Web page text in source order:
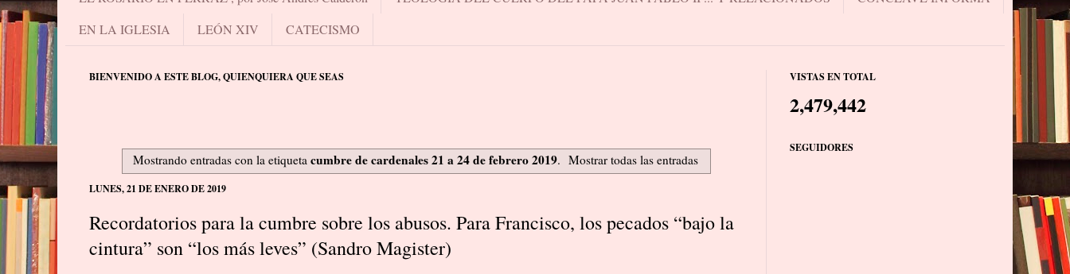
EN LA IGLESIA
LEÓN XIV CATECISMO
BIENVENIDO A ESTE BLOG, QUIENQUIERA QUE SEAS
Mostrando entradas con la etiqueta cumbre de cardenales 21 a 24 de febrero 2019. Mostrar todas las entradas
LUNES, 21 DE ENERO DE 2019
Recordatorios para la cumbre sobre los abusos. Para Francisco, los pecados “bajo la
cintura” son “los más leves” (Sandro Magister)
VISTAS EN TOTAL
2,479,442
SEGUIDORES